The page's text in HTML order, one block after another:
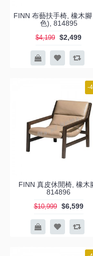
FINN 布藝扶手椅, 橡木
色), 814895
$4,199 $2,499
-
FINN 真皮休閒椅, 橡木
814896
$10,999 $6,599